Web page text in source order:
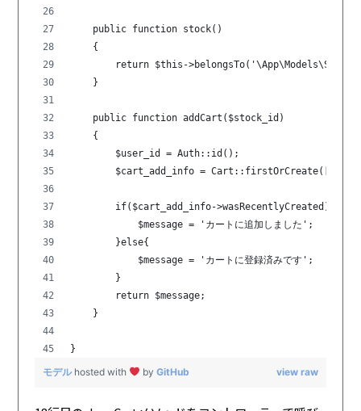
    public function stock()
    {
return $this-
    }
    public function addCart($stock_id)
    {
        $user_id = Auth::id();
$cart_add_info =
        if($cart_add_info->wasRecentlyCreated){
            $message = 'カートに追加しました';
        }else{
            $message = 'カートに登録済みです';
        }
        return $message;
    }
}
view raw
モデル hosted with byGitHub